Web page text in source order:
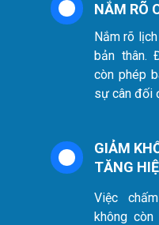
Nắm rõ
bản thân.
còn phép
sự cân đối
NẮM RÕ
GIẢM
TĂNG
Việc
không